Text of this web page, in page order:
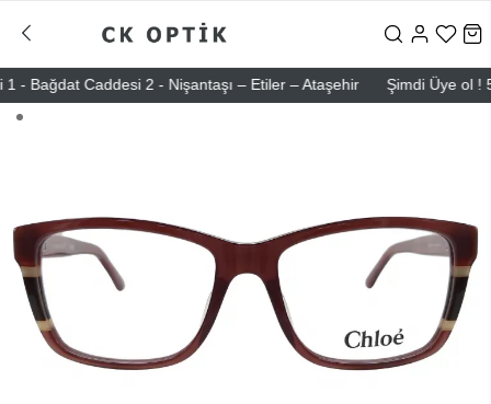
Caddesi 2 - Nişantaşı – Etiler – Ataşehir Şimdi Üye ol !